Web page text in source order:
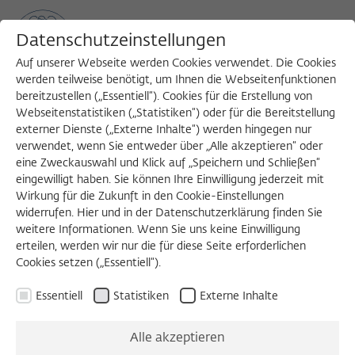
MENU
Search
Datenschutzeinstellungen
Auf unserer Webseite werden Cookies verwendet. Die Cookies
werden teilweise benötigt, um Ihnen die Webseitenfunktionen
bereitzustellen („Essentiell“). Cookies für die Erstellung von
Webseitenstatistiken („Statistiken“) oder für die Bereitstellung
externer Dienste („Externe Inhalte“) werden hingegen nur
verwendet, wenn Sie entweder über „Alle akzeptieren“ oder
eine Zweckauswahl und Klick auf „Speichern und Schließen“
eingewilligt haben. Sie können Ihre Einwilligung jederzeit mit
Wirkung für die Zukunft in den Cookie-Einstellungen
widerrufen. Hier und in der Datenschutzerklärung finden Sie
weitere Informationen. Wenn Sie uns keine Einwilligung
erteilen, werden wir nur die für diese Seite erforderlichen
Cookies setzen („Essentiell“).
Essentiell Statistiken Externe Inhalte
Alle akzeptieren